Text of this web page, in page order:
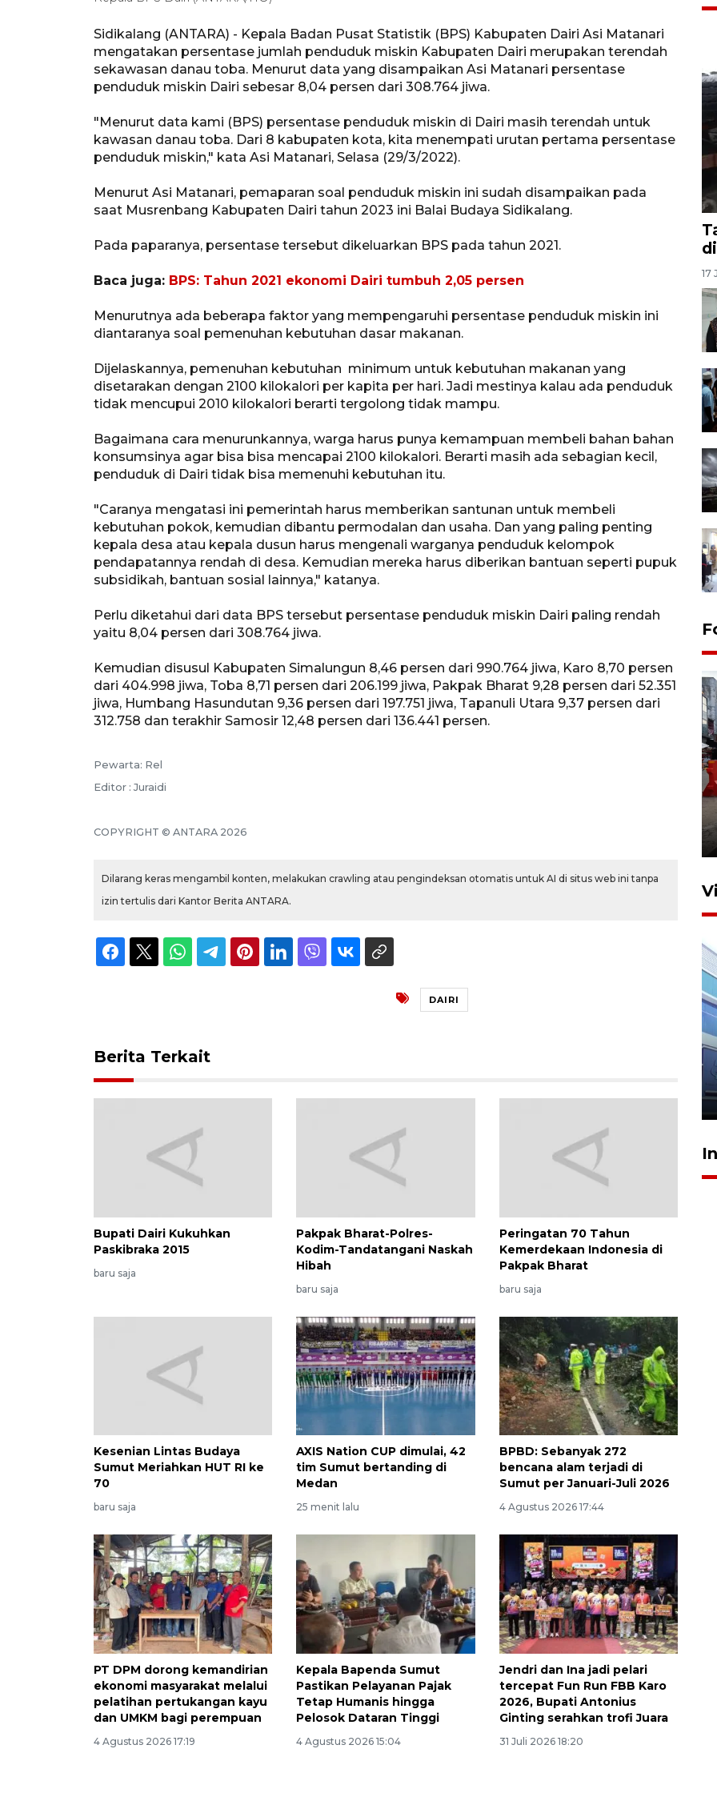
Sidikalang (ANTARA) - Kepala Badan Pusat Statistik (BPS) Kabupaten Dairi Asi Matanari
mengatakan persentase jumlah penduduk miskin Kabupaten Dairi merupakan terendah
sekawasan danau toba. Menurut data yang disampaikan Asi Matanari persentase
penduduk miskin Dairi sebesar 8,04 persen dari 308.764 jiwa.
"Menurut data kami (BPS) persentase penduduk miskin di Dairi masih terendah untuk
kawasan danau toba. Dari 8 kabupaten kota, kita menempati urutan pertama persentase
penduduk miskin," kata Asi Matanari, Selasa (29/3/2022).
Menurut Asi Matanari, pemaparan soal penduduk miskin ini sudah disampaikan pada
saat Musrenbang Kabupaten Dairi tahun 2023 ini Balai Budaya Sidikalang.
Pada paparanya, persentase tersebut dikeluarkan BPS pada tahun 2021.
Baca juga: BPS: Tahun 2021 ekonomi Dairi tumbuh 2,05 persen
Menurutnya ada beberapa faktor yang mempengaruhi persentase penduduk miskin ini
diantaranya soal pemenuhan kebutuhan dasar makanan.
Dijelaskannya, pemenuhan kebutuhan minimum untuk kebutuhan makanan yang
disetarakan dengan 2100 kilokalori per kapita per hari. Jadi mestinya kalau ada penduduk
tidak mencupui 2010 kilokalori berarti tergolong tidak mampu.
Bagaimana cara menurunkannya, warga harus punya kemampuan membeli bahan bahan
konsumsinya agar bisa bisa mencapai 2100 kilokalori. Berarti masih ada sebagian kecil,
penduduk di Dairi tidak bisa memenuhi kebutuhan itu.
"Caranya mengatasi ini pemerintah harus memberikan santunan untuk membeli
kebutuhan pokok, kemudian dibantu permodalan dan usaha. Dan yang paling penting
kepala desa atau kepala dusun harus mengenali warganya penduduk kelompok
pendapatannya rendah di desa. Kemudian mereka harus diberikan bantuan seperti pupuk
subsidikah, bantuan sosial lainnya," katanya.
Perlu diketahui dari data BPS tersebut persentase penduduk miskin Dairi paling rendah
yaitu 8,04 persen dari 308.764 jiwa.
Kemudian disusul Kabupaten Simalungun 8,46 persen dari 990.764 jiwa, Karo 8,70 persen
dari 404.998 jiwa, Toba 8,71 persen dari 206.199 jiwa, Pakpak Bharat 9,28 persen dari 52.351
jiwa, Humbang Hasundutan 9,36 persen dari 197.751 jiwa, Tapanuli Utara 9,37 persen dari
312.758 dan terakhir Samosir 12,48 persen dari 136.441 persen.
Pewarta: Rel
Editor : Juraidi
COPYRIGHT © ANTARA 2026
Dilarang keras mengambil konten, melakukan crawling atau pengindeksan otomatis untuk AI di situs web ini tanpa
izin tertulis dari Kantor Berita ANTARA.
DAIRI
Berita Terkait
Bupati Dairi Kukuhkan
Paskibraka 2015
baru saja
Pakpak Bharat-Polres-
Kodim-Tandatangani Naskah
Hibah
baru saja
Peringatan 70 Tahun
Kemerdekaan Indonesia di
Pakpak Bharat
baru saja
Kesenian Lintas Budaya
Sumut Meriahkan HUT RI ke
70
baru saja
AXIS Nation CUP dimulai, 42
tim Sumut bertanding di
Medan
25 menit lalu
BPBD: Sebanyak 272
bencana alam terjadi di
Sumut per Januari-Juli 2026
4 Agustus 2026 17:44
PT DPM dorong kemandirian
ekonomi masyarakat melalui
pelatihan pertukangan kayu
dan UMKM bagi perempuan
4 Agustus 2026 17:19
Kepala Bapenda Sumut
Pastikan Pelayanan Pajak
Tetap Humanis hingga
Pelosok Dataran Tinggi
4 Agustus 2026 15:04
Jendri dan Ina jadi pelari
tercepat Fun Run FBB Karo
2026, Bupati Antonius
Ginting serahkan trofi Juara
31 Juli 2026 18:20
17
23 Juli 2026 20:04
Ekspedisi Rupiah Berdaulat
2026 sambangi Papua
2026-08-06 13:15:00